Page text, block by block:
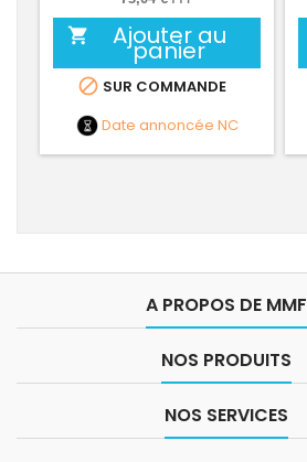
 Ajouter au
panier
 SUR COMMANDE
Date annoncée NC
A PROPOS DE MMF
NOS PRODUITS
NOS SERVICES